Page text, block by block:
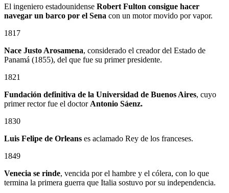
El ingeniero estadounidense Robert Fulton consigue hacer
navegar un barco por el Sena con un motor movido por vapor.
1817
Nace Justo Arosamena, considerado el creador del Estado de
Panamá (1855), del que fue su primer presidente.
1821
Fundación definitiva de la Universidad de Buenos Aires, cuyo
primer rector fue el doctor Antonio Sáenz.
1830
Luis Felipe de Orleans es aclamado Rey de los franceses.
1849
Venecia se rinde, vencida por el hambre y el cólera, con lo que
termina la primera guerra que Italia sostuvo por su independencia.